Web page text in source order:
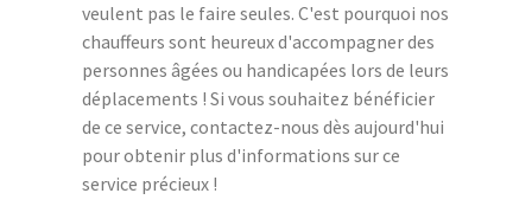
veulent pas le faire seules. C'est pourquoi nos
chauffeurs sont heureux d'accompagner des
personnes âgées ou handicapées lors de leurs
déplacements ! Si vous souhaitez bénéficier
de ce service, contactez-nous dès aujourd'hui
pour obtenir plus d'informations sur ce
service précieux !